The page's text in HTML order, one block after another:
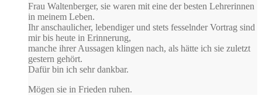
Frau Waltenberger, sie waren mit eine der besten Lehrerinnen
in meinem Leben.
Ihr anschaulicher, lebendiger und stets fesselnder Vortrag sind
mir bis heute in Erinnerung,
manche ihrer Aussagen klingen nach, als hätte ich sie zuletzt
gestern gehört.
Dafür bin ich sehr dankbar.
Mögen sie in Frieden ruhen.